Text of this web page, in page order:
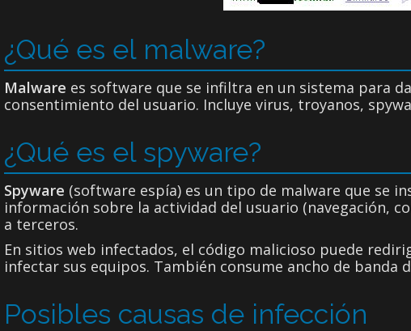
¿Qué es el malware?
Malware es software que se infiltra en un sistema para
consentimiento del usuario. Incluye virus, troyanos,
¿Qué es el spyware?
Spyware (software espía) es un tipo de malware que se
información sobre la actividad del usuario (navegación,
a terceros.
En sitios web infectados, el código malicioso puede
infectar sus equipos. También consume ancho de banda
Posibles causas de infección